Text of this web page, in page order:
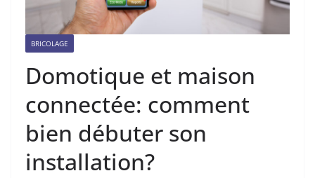
BRICOLAGE
Domotique et maison
connectée: comment
bien débuter son
installation?